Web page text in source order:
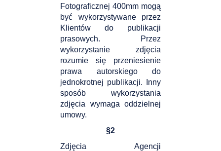
Fotograficznej 400mm mogą
być wykorzystywane przez
Klientów do publikacji
prasowych. Przez
wykorzystanie zdjęcia
rozumie się przeniesienie
prawa autorskiego do
jednokrotnej publikacji. Inny
sposób wykorzystania
zdjęcia wymaga oddzielnej
umowy.
§2
Zdjęcia Agencji